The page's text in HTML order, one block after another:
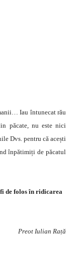
Iau întunecat rău
păcate, nu este nici
Dvs. pentru că acești
înpătimiți de păcatul
de folos în ridicarea
Preot Iulian Rață